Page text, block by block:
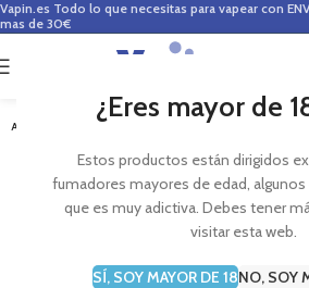
¿Eres mayor de
Estos productos están dirigidos
fumadores mayores de edad,
que es muy adictiva. Debes tener
visitar esta web.
SÍ, SOY MAYOR DE 18NO, SOY
Vapin.es Todo lo que necesitas para vapear con
mas de 30€
AGOTADO